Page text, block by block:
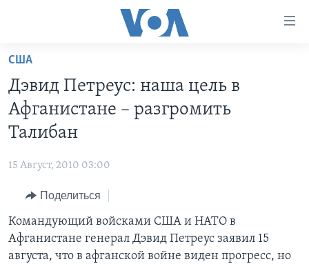
Перейти
основной
контент
Перейти
основной
навигации
Перейти
поиск
ПРОГРАММЫ
АМЕРИКА
ИТОГИ
ПОЧЕМУ ЭТО ВАЖНО?
ДИСКУССИЯ VOA
ПРОЕКТЫ
НАША АМЕРИКАНСКАЯ ИСТОРИЯ
А КАК В АМЕРИКЕ?
АРТЕФАКТЫ
АМЕРИКАНСКИЕ ГОРОДКИ
ИНТЕРВЬЮ
ФАКТЫ ПРОТИВ ФЕЙКОВ
ЗА СВОБОДУ ПРЕССЫ
УЧИМ АНГЛИЙСКИЙ
США
Дэвид Петреус: наша цель в
Афганистане – разгромить
Талибан
15 Август, 2010 03:00
Поделиться
Командующий войсками США и НАТО в
Афганистане генерал Дэвид Петреус заявил 15
августа, что в афганской войне виден прогресс, но